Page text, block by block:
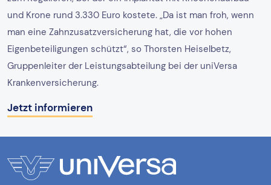
und Krone rund 3.330 Euro kostete. „Da ist man froh, wenn
man eine Zahnzusatzversicherung hat, die vor hohen
Eigenbeteiligungen schützt“, so Thorsten Heiselbetz,
Gruppenleiter der Leistungsabteilung bei der uniVersa
Krankenversicherung.
Jetzt informieren